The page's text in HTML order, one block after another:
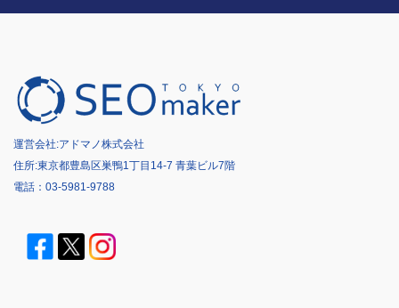
運営会社:アドマノ株式会社
住所:東京都豊島区巣鴨1丁目14-7 青葉ビル7階
電話： 03-5981-9788